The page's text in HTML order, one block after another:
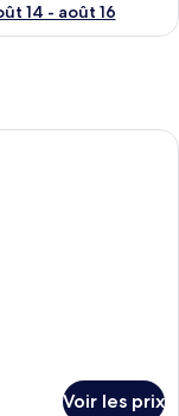
14 - août 16
d’hôtel avec un grand
Voir les prix